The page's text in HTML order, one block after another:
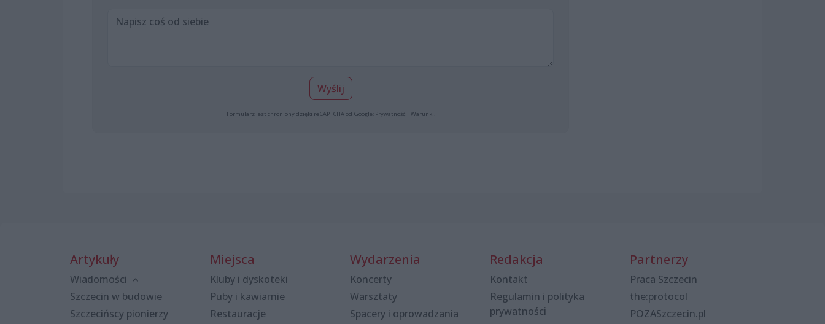
Wyślij
Formularz jest chroniony dzięki reCAPTCHA od Google: Prywatność| Warunki
Artykuły
Wiadomości
Szczecin w budowie
Szczecińscy pionierzy
Miejsca
Kluby i dyskoteki
Puby i kawiarnie
Restauracje
Wydarzenia
Koncerty
Warsztaty
Spacery i oprowadzania
Redakcja
Kontakt
Regulamin i polityka
prywatności
Partnerzy
Praca Szczecin
the:protocol
POZASzczecin.pl